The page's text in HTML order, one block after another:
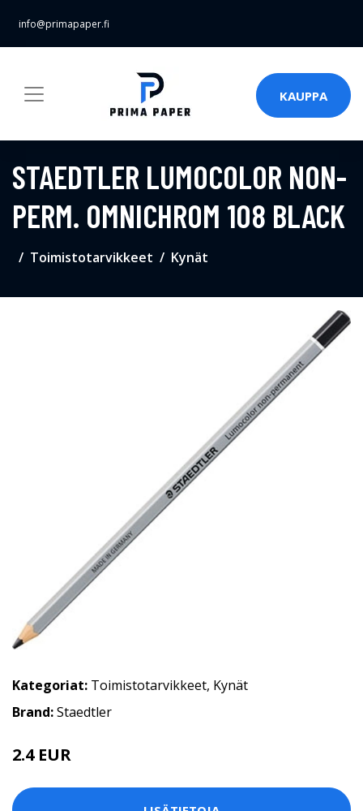
info@primapaper.fi
KAUPPA
STAEDTLER LUMOCOLOR NON-
PERM. OMNICHROM 108 BLACK
Toimistotarvikkeet Kynät
Kategoriat: Toimistotarvikkeet, Kynät
Brand:Staedtler
2.4 EUR